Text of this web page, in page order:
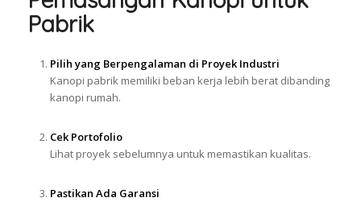
Pabrik
Pilih yang Berpengalaman di Proyek Industri
Kanopi pabrik memiliki beban kerja lebih berat dibanding
kanopi rumah.
Cek Portofolio
Lihat proyek sebelumnya untuk memastikan kualitas.
Pastikan Ada Garansi